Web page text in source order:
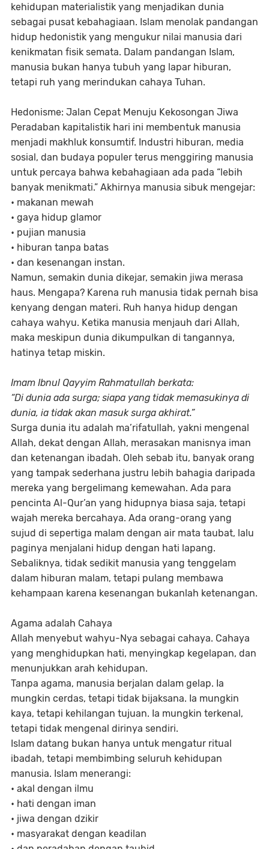
kehidupan materialistik yang menjadikan dunia
sebagai pusat kebahagiaan. Islam menolak pandangan
hidup hedonistik yang mengukur nilai manusia dari
kenikmatan fisik semata. Dalam pandangan Islam,
manusia bukan hanya tubuh yang lapar hiburan,
tetapi ruh yang merindukan cahaya Tuhan.
Hedonisme: Jalan Cepat Menuju Kekosongan Jiwa
Peradaban kapitalistik hari ini membentuk manusia
menjadi makhluk konsumtif. Industri hiburan, media
sosial, dan budaya populer terus menggiring manusia
untuk percaya bahwa kebahagiaan ada pada “lebih
banyak menikmati.” Akhirnya manusia sibuk mengejar:
• makanan mewah
• gaya hidup glamor
• pujian manusia
• hiburan tanpa batas
• dan kesenangan instan.
Namun, semakin dunia dikejar, semakin jiwa merasa
haus. Mengapa? Karena ruh manusia tidak pernah bisa
kenyang dengan materi. Ruh hanya hidup dengan
cahaya wahyu. Ketika manusia menjauh dari Allah,
maka meskipun dunia dikumpulkan di tangannya,
hatinya tetap miskin.
Imam Ibnul Qayyim Rahmatullah berkata:
“Di dunia ada surga; siapa yang tidak memasukinya di
dunia, ia tidak akan masuk surga akhirat.”
Surga dunia itu adalah ma’rifatullah, yakni mengenal
Allah, dekat dengan Allah, merasakan manisnya iman
dan ketenangan ibadah. Oleh sebab itu, banyak orang
yang tampak sederhana justru lebih bahagia daripada
mereka yang bergelimang kemewahan. Ada para
pencinta Al-Qur’an yang hidupnya biasa saja, tetapi
wajah mereka bercahaya. Ada orang-orang yang
sujud di sepertiga malam dengan air mata taubat, lalu
paginya menjalani hidup dengan hati lapang.
Sebaliknya, tidak sedikit manusia yang tenggelam
dalam hiburan malam, tetapi pulang membawa
kehampaan karena kesenangan bukanlah ketenangan.
Agama adalah Cahaya
Allah menyebut wahyu-Nya sebagai cahaya. Cahaya
yang menghidupkan hati, menyingkap kegelapan, dan
menunjukkan arah kehidupan.
Tanpa agama, manusia berjalan dalam gelap. Ia
mungkin cerdas, tetapi tidak bijaksana. Ia mungkin
kaya, tetapi kehilangan tujuan. Ia mungkin terkenal,
tetapi tidak mengenal dirinya sendiri.
Islam datang bukan hanya untuk mengatur ritual
ibadah, tetapi membimbing seluruh kehidupan
manusia. Islam menerangi:
• akal dengan ilmu
• hati dengan iman
• jiwa dengan dzikir
• masyarakat dengan keadilan